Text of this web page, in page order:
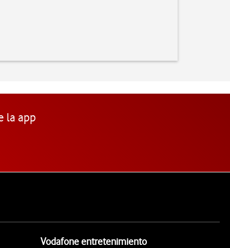
la app
Vodafone entretenimiento